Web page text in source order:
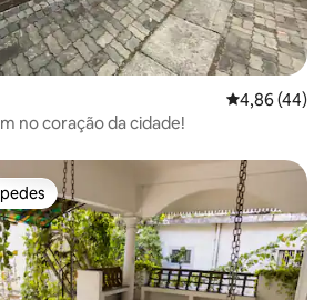
4,86 de uma
4,86 (44)
no coração da cidade!